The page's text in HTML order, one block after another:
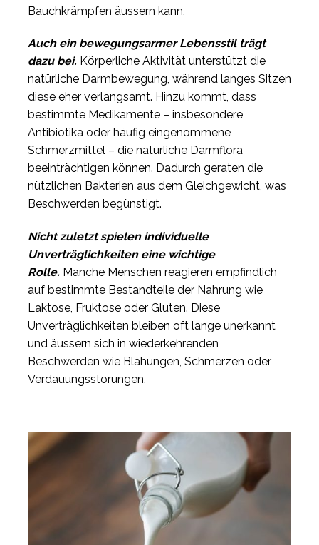
Bauchkrämpfen äussern kann.
Auch ein bewegungsarmer Lebensstil trägt
dazu bei. Körperliche Aktivität unterstützt die
natürliche Darmbewegung, während langes Sitzen
diese eher verlangsamt. Hinzu kommt, dass
bestimmte Medikamente – insbesondere
Antibiotika oder häufig eingenommene
Schmerzmittel – die natürliche Darmflora
beeinträchtigen können. Dadurch geraten die
nützlichen Bakterien aus dem Gleichgewicht, was
Beschwerden begünstigt.
Nicht zuletzt spielen individuelle
Unverträglichkeiten eine wichtige
Rolle. Manche Menschen reagieren empfindlich
auf bestimmte Bestandteile der Nahrung wie
Laktose, Fruktose oder Gluten. Diese
Unverträglichkeiten bleiben oft lange unerkannt
und äussern sich in wiederkehrenden
Beschwerden wie Blähungen, Schmerzen oder
Verdauungsstörungen.